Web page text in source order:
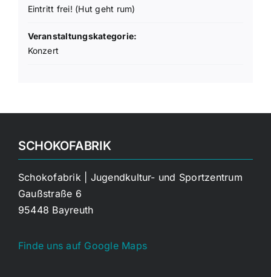
Eintritt frei! (Hut geht rum)
Veranstaltungskategorie:
Konzert
SCHOKOFABRIK
Schokofabrik | Jugendkultur- und Sportzentrum
Gaußstraße 6
95448 Bayreuth
Finde uns auf Google Maps